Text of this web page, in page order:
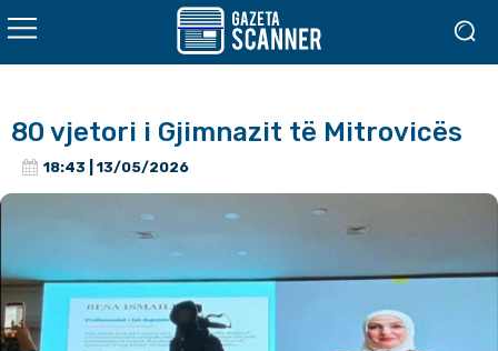
80 vjetori i Gjimnazit të Mitrovicës
18:43 | 13/05/2026